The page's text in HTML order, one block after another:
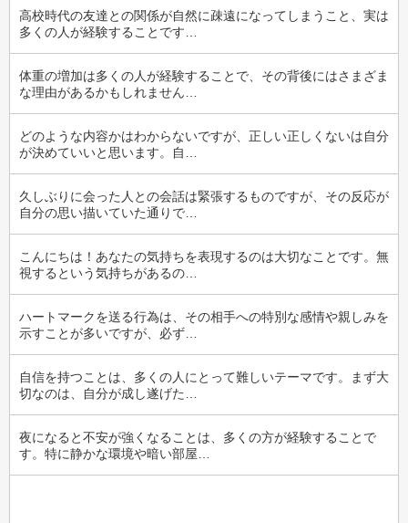
高校時代の友達との関係が自然に疎遠になってしまうこと、実は
多くの人が経験することです…
体重の増加は多くの人が経験することで、その背後にはさまざま
な理由があるかもしれません…
どのような内容かはわからないですが、正しい正しくないは自分
が決めていいと思います。自…
久しぶりに会った人との会話は緊張するものですが、その反応が
自分の思い描いていた通りで…
こんにちは！あなたの気持ちを表現するのは大切なことです。無
視するという気持ちがあるの…
ハートマークを送る行為は、その相手への特別な感情や親しみを
示すことが多いですが、必ず…
自信を持つことは、多くの人にとって難しいテーマです。まず大
切なのは、自分が成し遂げた…
夜になると不安が強くなることは、多くの方が経験することで
す。特に静かな環境や暗い部屋…